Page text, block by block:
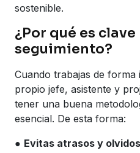
sostenible.
¿Por qué es
seguimiento?
Cuando trabajas de forma
propio jefe, asistente y
tener una buena
esencial. De esta forma:
● Evitas atrasos y olvidos